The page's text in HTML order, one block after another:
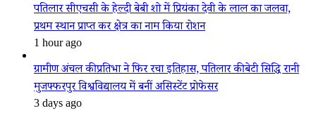
पतिलार सीएचसी के हेल्दी बेबी शो में प्रियंका देवी के लाल का जलवा,
प्रथम स्थान प्राप्त कर क्षेत्र का नाम किया रोशन
1 hour ago
ग्रामीण अंचल की प्रतिभा ने फिर रचा इतिहास, पतिलार की बेटी सिद्धि रानी
मुजफ्फरपुर विश्वविद्यालय में बनीं असिस्टेंट प्रोफेसर
3 days ago